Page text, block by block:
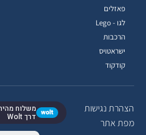
הצהרת נגישות
מפת אתר
wolt משלוח
דרך Wolt
פאזלים
לגו - Lego
הרכבות
ישראטויס
קודקוד